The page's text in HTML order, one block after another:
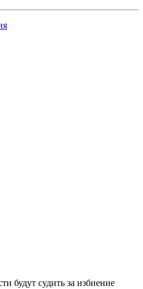
будут судить за избиение